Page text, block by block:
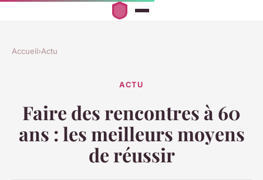
Accueil›Actu
ACTU
Faire des rencontres à 60
ans : les meilleurs moyens
de réussir